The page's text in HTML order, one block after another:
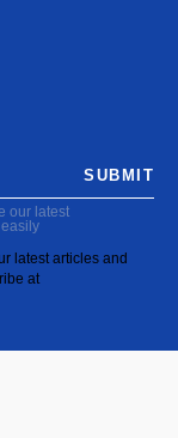
our latest
latest articles and
at
SUBMIT